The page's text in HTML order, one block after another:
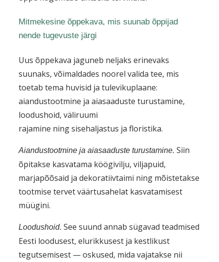
Mitmekesine õppekava, mis suunab õppijad
nende tugevuste järgi
Uus õppekava jaguneb neljaks erinevaks
suunaks, võimaldades noorel valida tee, mis
toetab tema huvisid ja tulevikuplaane:
aiandustootmine ja aiasaaduste turustamine,
loodushoid, väliruumi
rajamine ningsisehaljastus ja floristika.
Aiandustootmine ja aiasaaduste turustamine. Siin
õpitakse kasvatama köögivilju, viljapuid,
marjapõõsaid ja dekoratiivtaimi ning mõistetakse
tootmise tervet väärtusahelat kasvatamisest
müügini.
Loodushoid. See suund annab sügavad teadmised
Eesti loodusest, elurikkusest ja kestlikust
tegutsemisest — oskused, mida vajatakse nii